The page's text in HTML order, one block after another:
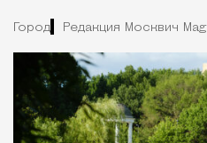
Город Редакция Москвич Mag